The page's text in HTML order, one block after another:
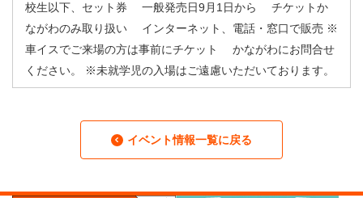
校生以下、セット券 一般発売日9月1日から チケットか
ながわのみ取り扱い インターネット、電話・窓口で販売 ※
車イスでご来場の方は事前にチケット かながわにお問合せ
ください。 ※未就学児の入場はご遠慮いただいております。
イベント情報一覧に戻る